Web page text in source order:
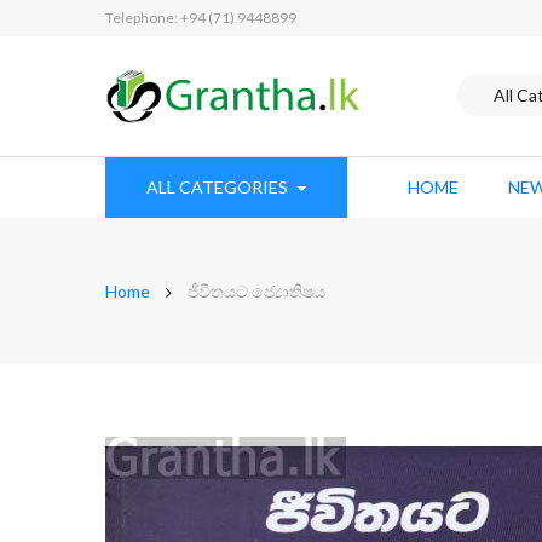
Telephone: +94 (71) 9448899
ALL CATEGORIES HOME
Home ජීවිතයට ජ්‍යොතිෂය
Skip
to
the
end